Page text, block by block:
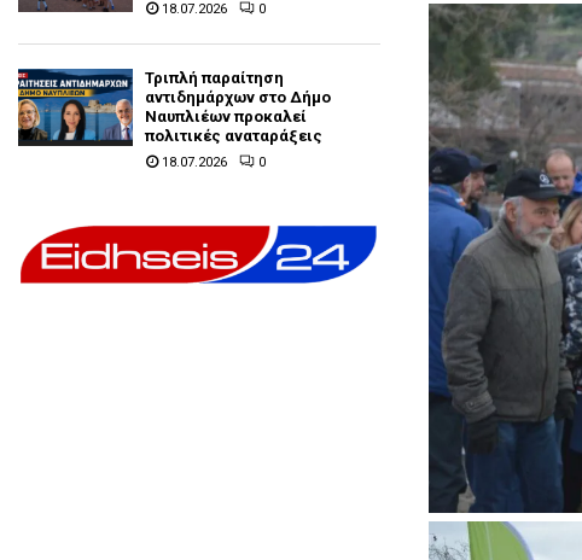
18.07.2026 0
Τριπλή παραίτηση
αντιδημάρχων στο Δήμο
Ναυπλιέων προκαλεί
πολιτικές αναταράξεις
18.07.2026 0